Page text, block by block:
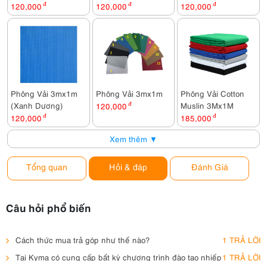
120,000 đ
120,000 đ
120,000 đ
Phông Vải 3mx1m
(Xanh Dương)
120,000 đ
Phông Vải 3mx1m
120,000 đ
Phông Vải Cotton
Muslin 3Mx1M
185,000 đ
Xem thêm ▼
Tổng quan Hỏi & đáp Đánh Giá
Câu hỏi phổ biến
Cách thức mua trả góp như thế nào?
1 TRẢ LỜI
Tại Kyma có cung cấp bất kỳ chương trình đào tạo nhiếp1 TRẢ LỜI